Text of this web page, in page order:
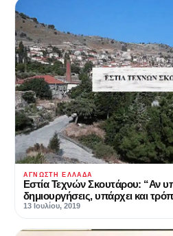
ΆΓΝΩΣΤΗ ΕΛΛΆΔΑ
Εστία Τεχνών Σκουτάρου: “Αν
δημιουργήσεις, υπάρχει και
13 Ιουλίου, 2019